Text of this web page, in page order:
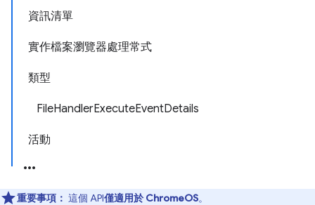
資訊清單
實作檔案瀏覽器處理常式
類型
FileHandlerExecuteEventDetails
活動
重要事項： 這個 API僅適用於 ChromeOS。